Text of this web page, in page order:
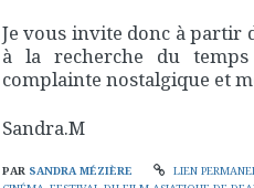
Je vous invite donc à partir
à la recherche du
complainte nostalgique et
Sandra.M
PAR SANDRA MÉZIÈRE LIEN